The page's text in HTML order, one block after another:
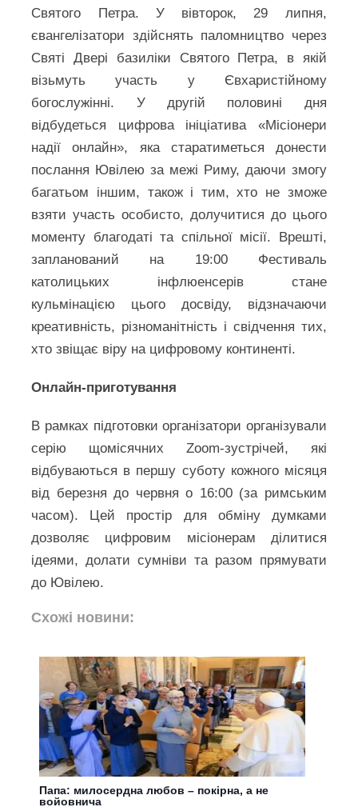
Святого Петра. У вівторок, 29 липня,
євангелізатори здійснять паломництво через
Святі Двері базиліки Святого Петра, в якій
візьмуть участь у Євхаристійному
богослужінні. У другій половині дня
відбудеться цифрова ініціатива «Місіонери
надії онлайн», яка старатиметься донести
послання Ювілею за межі Риму, даючи змогу
багатьом іншим, також і тим, хто не зможе
взяти участь особисто, долучитися до цього
моменту благодаті та спільної місії. Врешті,
запланований на 19:00 Фестиваль
католицьких інфлюенсерів стане
кульмінацією цього досвіду, відзначаючи
креативність, різноманітність і свідчення тих,
хто звіщає віру на цифровому континенті.
Онлайн-приготування
В рамках підготовки організатори організували
серію щомісячних Zoom-зустрічей, які
відбуваються в першу суботу кожного місяця
від березня до червня о 16:00 (за римським
часом). Цей простір для обміну думками
дозволяє цифровим місіонерам ділитися
ідеями, долати сумніви та разом прямувати
до Ювілею.
Схожі новини:
Папа: милосердна любов – покірна, а не
войовнича